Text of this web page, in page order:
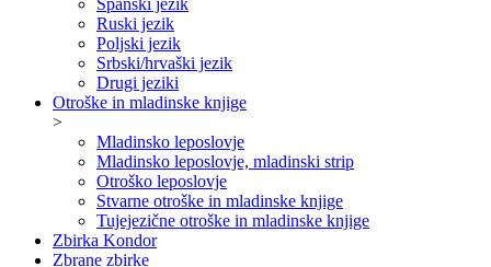
Španski jezik
Ruski jezik
Poljski jezik
Srbski/hrvaški jezik
Drugi jeziki
Otroške in mladinske knjige
>
Mladinsko leposlovje
Mladinsko leposlovje, mladinski strip
Otroško leposlovje
Stvarne otroške in mladinske knjige
Tujejezične otroške in mladinske knjige
Zbirka Kondor
Zbrane zbirke